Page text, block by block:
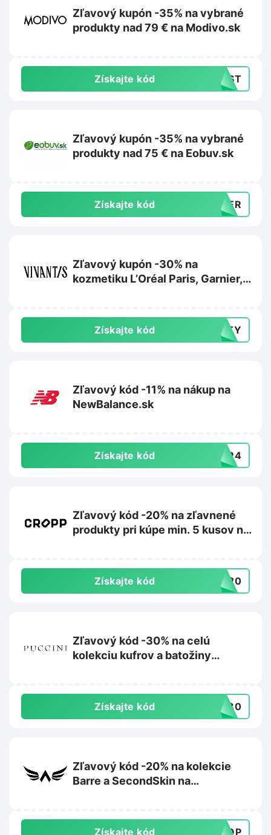
Zľavový kupón -35% na vybrané
produkty nad 79 € na Modivo.sk
Získajte kód LAST
Zľavový kupón -35% na vybrané
produkty nad 75 € na Eobuv.sk
Získajte kód MMER
Zľavový kupón -30% na
kozmetiku L’Oréal Paris, Garnier,
Získajte kód AUTY
Zľavový kód -11% na nákup na
NewBalance.sk
Získajte kód T3R4
Zľavový kód -20% na zľavnené
produkty pri kúpe min. 5 kusov na
Získajte kód RA20
Zľavový kód -30% na celú
kolekciu kufrov a batožiny
Získajte kód AR30
Zľavový kód -20% na kolekcie
Barre a SecondSkin na
Získajte kód DROP